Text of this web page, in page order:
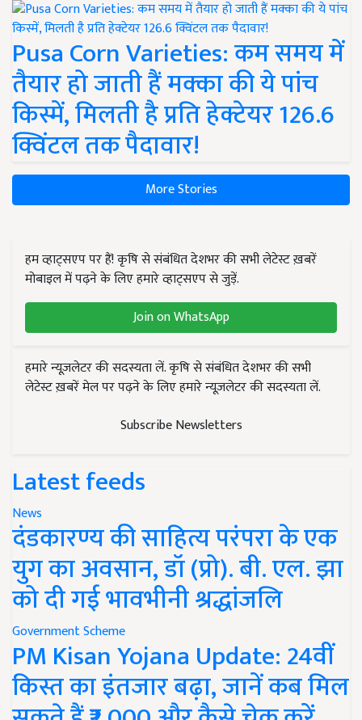
Pusa Corn Varieties: कम समय में
तैयार हो जाती हैं मक्का की ये पांच
किस्में, मिलती है प्रति हेक्टेयर 126.6
क्विंटल तक पैदावार!
More Stories
हम व्हाट्सएप पर हैं! कृषि से संबंधित देशभर की सभी लेटेस्ट ख़बरें
मोबाइल में पढ़ने के लिए हमारे व्हाट्सएप से जुड़ें.
Join on WhatsApp
हमारे न्यूज़लेटर की सदस्यता लें. कृषि से संबंधित देशभर की सभी
लेटेस्ट ख़बरें मेल पर पढ़ने के लिए हमारे न्यूज़लेटर की सदस्यता लें.
Subscribe Newsletters
Latest feeds
News
दंडकारण्य की साहित्य परंपरा के एक
युग का अवसान, डॉ (प्रो). बी. एल. झा
को दी गई भावभीनी श्रद्धांजलि
Government Scheme
PM Kisan Yojana Update: 24वीं
किस्त का इंतजार बढ़ा, जानें कब मिल